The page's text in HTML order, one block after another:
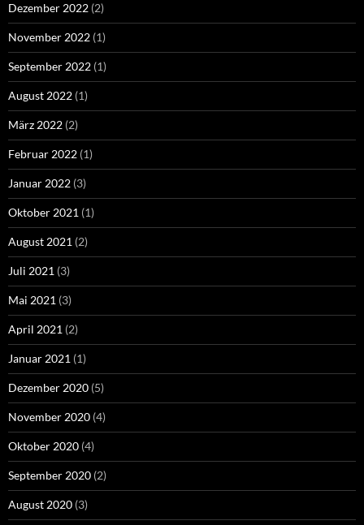
Dezember 2022 (2)
November 2022 (1)
September 2022 (1)
August 2022 (1)
März 2022 (2)
Februar 2022 (1)
Januar 2022 (3)
Oktober 2021 (1)
August 2021 (2)
Juli 2021 (3)
Mai 2021 (3)
April 2021 (2)
Januar 2021 (1)
Dezember 2020 (5)
November 2020 (4)
Oktober 2020 (4)
September 2020 (2)
August 2020 (3)